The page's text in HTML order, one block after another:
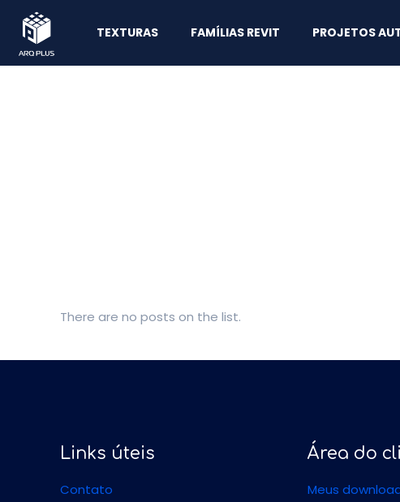
TEXTURAS FAMÍLIAS REVIT PROJETOS
There are no posts on the list.
Links úteis
Contato
Área do
Meus